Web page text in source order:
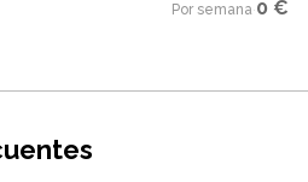
Por semana·0 €